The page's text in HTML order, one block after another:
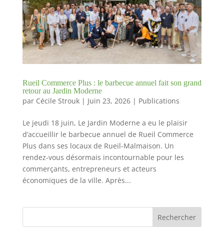
Rueil Commerce Plus : le barbecue annuel fait son grand
retour au Jardin Moderne
par Cécile Strouk| Juin 23, 2026| Publications
Le jeudi 18 juin, Le Jardin Moderne a eu le plaisir
d’accueillir le barbecue annuel de Rueil Commerce
Plus dans ses locaux de Rueil-Malmaison. Un
rendez-vous désormais incontournable pour les
commerçants, entrepreneurs et acteurs
économiques de la ville. Après...
Rechercher